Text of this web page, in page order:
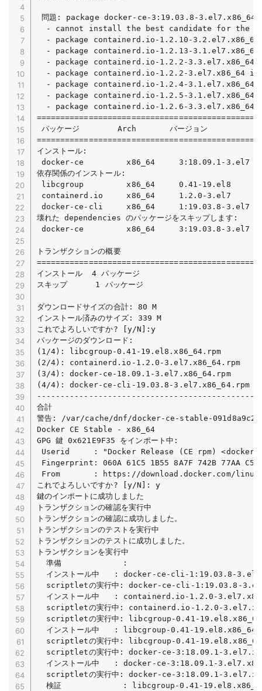
問題: package docker-ce-3:19.03.8-
- cannot install the best candidate for the
- package containerd.io-1.2.10-3.2.el7.x86_64
- package containerd.io-1.2.13-3.1.el7.x86_64
- package containerd.io-1.2.2-3.3.el7.x86_64
- package containerd.io-1.2.2-3.el7.x86_64 is
- package containerd.io-1.2.4-3.1.el7.x86_64
- package containerd.io-1.2.5-3.1.el7.x86_64
- package containerd.io-1.2.6-3.3.el7.x86_64
パッケージ        Arch       バージョン
インストール:
docker-ce         x86_64     3:18.09.1-3.el7
依存関係のインストール:
libcgroup         x86_64     0.41-19.el8
containerd.io     x86_64     1.2.0-3.el7
docker-ce-cli     x86_64     1:19.03.8-3.el7
壊れた dependencies のパッケージをスキップします:
docker-ce         x86_64     3:19.03.8-3.el7
トランザクションの概要
インストール  4 パッケージ
スキップ      1 パッケージ
ダウンロードサイズの合計: 80 M
インストール済みのサイズ: 339 M
これでよろしいですか? [y/N]:y
パッケージのダウンロード:
(1/4): libcgroup-0.41-19.el8.x86_64.rpm
(2/4): containerd.io-1.2.0-3.el7.x86_64.rpm
(3/4): docker-ce-18.09.1-3.el7.x86_64.rpm
(4/4): docker-ce-cli-19.03.8-3.el7.x86_64.rpm
合計                                             21
警告: /var/cache/dnf/docker-ce-stable-
Docker CE Stable - x86_64
GPG 鍵 0x621E9F35 をインポート中:
Userid     : "Docker Release (CE rpm)
Fingerprint: 060A 61C5 1B55 8A7F 742B 77AA
From       : https://download.docker.com/linux/
これでよろしいですか? [y/N]: y
鍵のインポートに成功しました
トランザクションの確認を実行中
トランザクションの確認に成功しました。
トランザクションのテストを実行中
トランザクションのテストに成功しました。
トランザクションを実行中
準備             :
インストール中   : docker-ce-cli-1:19.03.8-
scriptletの実行中: docker-ce-cli-1:19.03.8-
インストール中   : containerd.io-1.2.0-
scriptletの実行中: containerd.io-1.2.0-
scriptletの実行中: libcgroup-0.41-
インストール中   : libcgroup-0.41-
scriptletの実行中: libcgroup-0.41-
scriptletの実行中: docker-ce-3:18.09.1-
インストール中   : docker-ce-3:18.09.1-
scriptletの実行中: docker-ce-3:18.09.1-
検証             : libcgroup-0.41-